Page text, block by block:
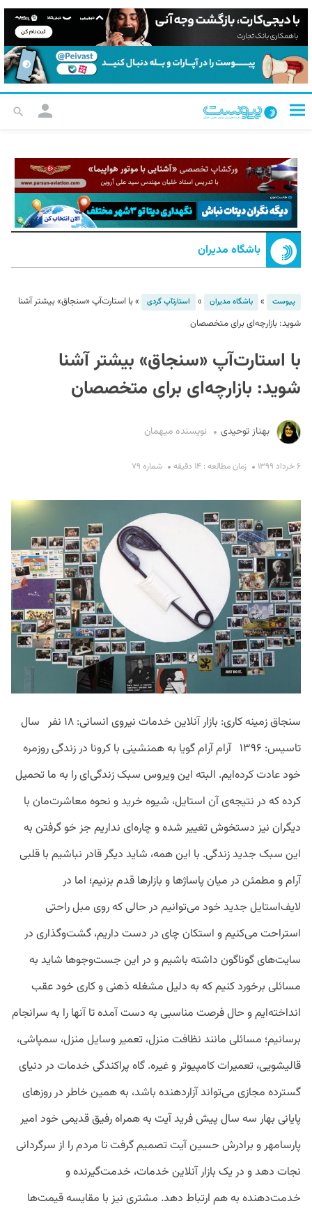
باشگاه مدیران
پیوست » باشگاه مدیران » استارت‎آپ گردی »با استارت‌آپ «سنجاق» بیشتر آشنا
شوید: بازارچه‌ای برای متخصصان
با استارت‌آپ «سنجاق» بیشتر آشنا
شوید: بازارچه‌ای برای متخصصان
بهناز توحیدی نویسنده میهمان
۶ خرداد ۱۳۹۹ زمان مطالعه : ۱۴ دقیقه شماره ۷۹
سنجاق زمینه کاری: بازار آنلاین خدمات نیروی انسانی: ۱۸ نفر سال
تاسیس: ۱۳۹۶ آرام آرام گویا به همنشینی با کرونا در زندگی روزمره
خود عادت کرده‌ایم. البته این ویروس سبک زندگی‌ای را به ما تحمیل
کرده که در نتیجه‌ی آن استایل، شیوه خرید و نحوه معاشرت‌مان با
دیگران نیز دستخوش تغییر شده و چاره‌ای نداریم جز خو گرفتن به
این سبک جدید زندگی. با این همه، شاید دیگر قادر نباشیم با قلبی
آرام و مطمئن در میان پاساژها و بازارها قدم بزنیم؛ اما در
لایف‌استایل جدید خود می‌توانیم در حالی که روی مبل راحتی
استراحت می‌کنیم و استکان چای در دست داریم، گشت‌وگذاری در
سایت‌های گوناگون داشته باشیم و در این جست‌وجوها شاید به
مسائلی برخورد کنیم که به دلیل مشغله ذهنی و کاری خود عقب
انداخته‌ایم و حال فرصت مناسبی به دست آمده تا آنها را به سرانجام
برسانیم؛ مسائلی مانند نظافت منزل، تعمیر وسایل منزل، سمپاشی،
قالیشویی، تعمیرات کامپیوتر و غیره. گاه پراکندگی خدمات در دنیای
گسترده مجازی می‌تواند آزاردهنده باشد، به همین خاطر در روزهای
پایانی بهار سه سال پیش فرید آیت به همراه رفیق قدیمی خود امیر
پارسامهر و برادرش حسین آیت تصمیم گرفت تا مردم را از سرگردانی
نجات دهد و در یک بازار آنلاین خدمات، خدمت‌گیرنده و
خدمت‌دهنده به هم ارتباط دهد. مشتری نیز با مقایسه قیمت‌ها